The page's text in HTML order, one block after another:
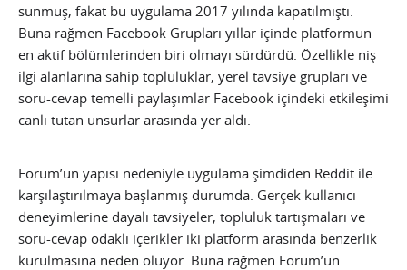
sunmuş, fakat bu uygulama 2017 yılında kapatılmıştı.
Buna rağmen Facebook Grupları yıllar içinde platformun
en aktif bölümlerinden biri olmayı sürdürdü. Özellikle niş
ilgi alanlarına sahip topluluklar, yerel tavsiye grupları ve
soru-cevap temelli paylaşımlar Facebook içindeki etkileşimi
canlı tutan unsurlar arasında yer aldı.
Forum’un yapısı nedeniyle uygulama şimdiden Reddit ile
karşılaştırılmaya başlanmış durumda. Gerçek kullanıcı
deneyimlerine dayalı tavsiyeler, topluluk tartışmaları ve
soru-cevap odaklı içerikler iki platform arasında benzerlik
kurulmasına neden oluyor. Buna rağmen Forum’un